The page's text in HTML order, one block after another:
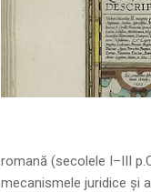
Sursa foto:
romană (secolele I–III
mecanismele juridice și